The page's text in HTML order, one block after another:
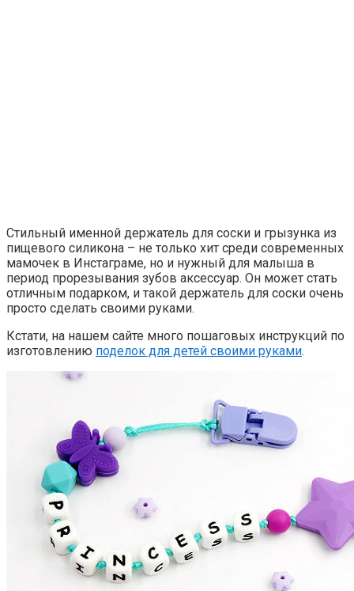
Стильный именной держатель для соски и грызунка из
пищевого силикона – не только хит среди современных
мамочек в Инстаграме, но и нужный для малыша в
период прорезывания зубов аксессуар. Он может стать
отличным подарком, и такой держатель для соски очень
просто сделать своими руками.
Кстати, на нашем сайте много пошаговых инструкций по
изготовлению поделок для детей своими руками.